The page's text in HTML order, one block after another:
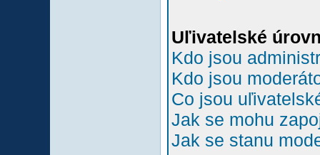
Uľivatelské
Kdo jsou
Kdo jsou
Co jsou
Jak se mohu
Jak se stanu